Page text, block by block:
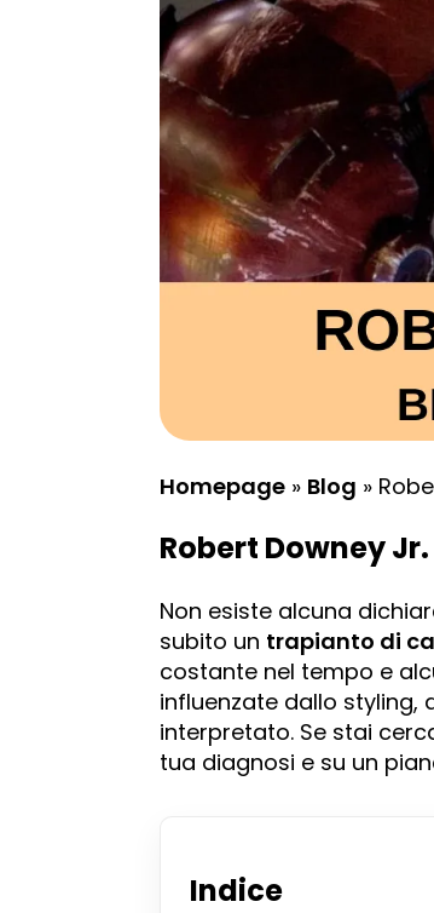
Homepage » Blog »
Robert Downey
Non esiste alcuna
subito un trapianto di
costante nel tempo e
influenzate dallo styling,
interpretato. Se stai
tua diagnosi e su un
Indice